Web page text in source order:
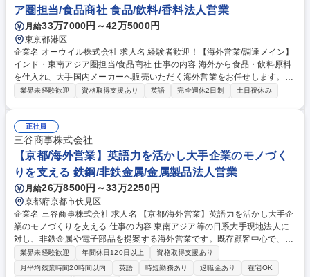
ア圏担当/食品商社 食品/飲料/香料法人営業
月給33万7000円～42万5000円
東京都港区
企業名 オーウイル株式会社 求人名 経験者歓迎！【海外営業/調達メイン】
インド・東南アジア圏担当/食品商社 仕事の内容 海外から食品・飲料原料
を仕入れ、大手国内メーカーへ販売いただく海外営業をお任せします。入
社後一定期間はOJTで商材/商流/顧客についての理解を深めて頂きます。
構築をご担当頂きます。また販売先である国内の飲料・食品メーカーとの
交渉・折衝もご担当頂きます。（業務の比率は調達業務70％、販売業務3
0％の想定です。） 仕入先：インドをはじめとするアジア圏のサプライヤ
ー 商材：マンゴーをはじめとするトロピカルフルーツの加工品や茶葉等
募集職種 経験者歓迎！【海外営業/調達メイン】インド・東南アジア圏担
当/食品商社
業界未経験歓迎 資格取得支援あり 英語 完全週休2日制 土日祝休み
正社員
三谷商事株式会社
【京都/海外営業】英語力を活かし大手企業のモノづく
りを支える 鉄鋼/非鉄金属/金属製品法人営業
月給26万8500円～33万2250円
京都府京都市伏見区
企業名 三谷商事株式会社 求人名 【京都/海外営業】英語力を活かし大手企
業のモノづくりを支える 仕事の内容 東南アジア等の日系大手現地法人に
対し、非鉄金属や電子部品を提案する海外営業です。既存顧客中心で、顧
客の要望に基づき仕入先等から最適な部材を調達します。 入社後は国内の
既存顧客から担当し、徐々に東南アジア等の大手企業現地法人の担当へ移
業界未経験歓迎 年間休日120日以上
資格取得支援あり
月平均残業時間20時間以内
英語 時短勤務あり 退職金あり
在宅OK